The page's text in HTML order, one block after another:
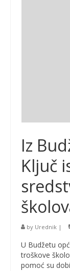
Iz
Ključ
by Urednik |
U Budžetu
troškove
pomoć su